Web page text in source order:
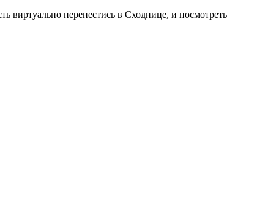
виртуально перенестись в Сходнице, и посмотреть